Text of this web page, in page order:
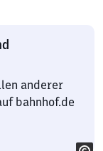
anderer
bahnhof.de